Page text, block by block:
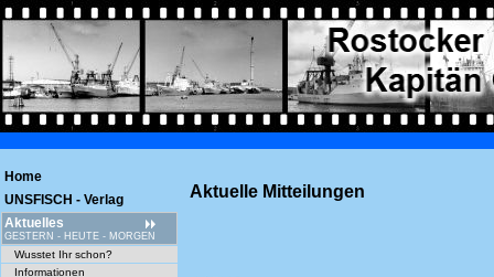
Home
UNSFISCH - Verlag
Aktuelles
GESTERN - HEUTE - MORGEN
Wusstet Ihr schon?
Informationen
Aktuelle Mitteilungen*** Was